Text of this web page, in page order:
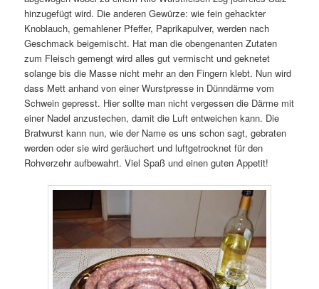
hinzugefügt wird. Die anderen Gewürze: wie fein gehackter
Knoblauch, gemahlener Pfeffer, Paprikapulver, werden nach
Geschmack beigemischt. Hat man die obengenanten Zutaten
zum Fleisch gemengt wird alles gut vermischt und geknetet
solange bis die Masse nicht mehr an den Fingern klebt. Nun wird
dass Mett anhand von einer Wurstpresse in Dünndärme vom
Schwein gepresst. Hier sollte man nicht vergessen die Därme mit
einer Nadel anzustechen, damit die Luft entweichen kann. Die
Bratwurst kann nun, wie der Name es uns schon sagt, gebraten
werden oder sie wird geräuchert und luftgetrocknet für den
Rohverzehr aufbewahrt. Viel Spaß und einen guten Appetit!